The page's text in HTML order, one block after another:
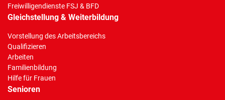
Freiwilligendienste FSJ & BFD
Gleichstellung & Weiterbildung
Vorstellung des Arbeitsbereichs
Qualifizieren
Arbeiten
Familienbildung
Hilfe für Frauen
Senioren